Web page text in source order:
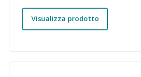
Visualizza prodotto
Immagine